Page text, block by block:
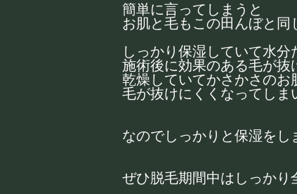
簡単に言ってしまうと
お肌と毛もこの田んぼと同
しっかり保湿していて水
施術後に効果のある毛が抜
乾燥していてかさかさのお
毛が抜けにくくなってしま
なのでしっかりと保湿を
ぜひ脱毛期間中はしっかり